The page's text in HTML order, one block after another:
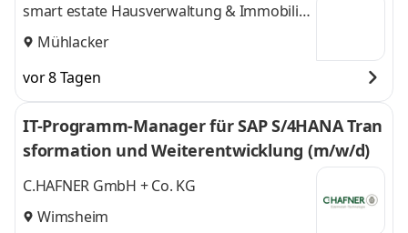
smart estate Hausverwaltung & Immobilien
GmbH
Mühlacker
vor 8 Tagen
IT-Programm-Manager für SAP S/4HANA Tran
sformation und Weiterentwicklung (m/w/d)
C.HAFNER GmbH + Co. KG
Wimsheim